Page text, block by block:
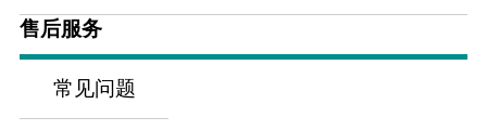
售后服务
常见问题